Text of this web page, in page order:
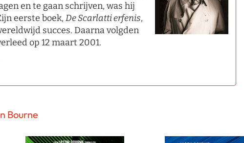
en te gaan schrijven, was hij
eerste boek, De Scarlatti erfenis,
succes. Daarna volgden
op 12 maart 2001.
Bourne